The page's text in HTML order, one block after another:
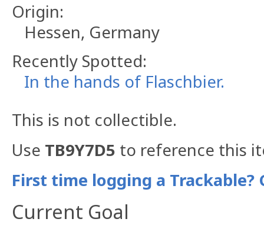
Origin:
Hessen, Germany
Recently Spotted:
In the hands of Flaschbier.
This is not collectible.
Use TB9Y7D5 to reference this
First time logging a Trackable?
Current Goal